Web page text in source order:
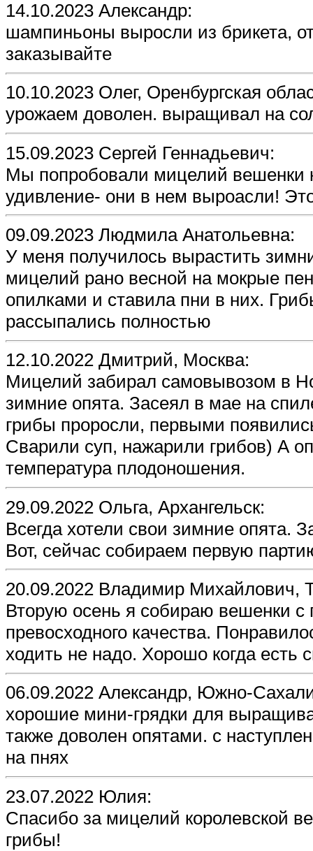
14.10.2023 Александр:
шампиньоны выросли из брикета,
заказывайте
10.10.2023 Олег, Оренбургская
урожаем доволен. выращивал на
15.09.2023 Сергей Геннадьевич:
Мы попробовали мицелий вешенки
удивление- они в нем выроасли!
09.09.2023 Людмила Анатольевна:
У меня получилось вырастить
мицелий рано весной на мокрые
опилками и ставила пни в них.
рассыпались полностью
12.10.2022 Дмитрий, Москва:
Мицелий забирал самовывозом в
зимние опята. Засеял в мае на
грибы проросли, первыми
Сварили суп, нажарили грибов) А
температура плодоношения.
29.09.2022 Ольга, Архангельск:
Всегда хотели свои зимние опята.
Вот, сейчас собираем первую
20.09.2022 Владимир Михайлович,
Вторую осень я собираю вешенки
превосходного качества.
ходить не надо. Хорошо когда есть
06.09.2022 Александр, Южно-
хорошие мини-грядки для
также доволен опятами. с
на пнях
23.07.2022 Юлия:
Спасибо за мицелий королевской
грибы!